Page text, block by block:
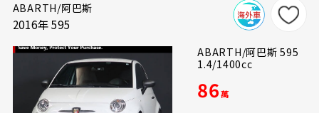
ABARTH/阿巴斯
2016年 595
ABARTH/阿巴斯 595
1.4/1400cc
86萬